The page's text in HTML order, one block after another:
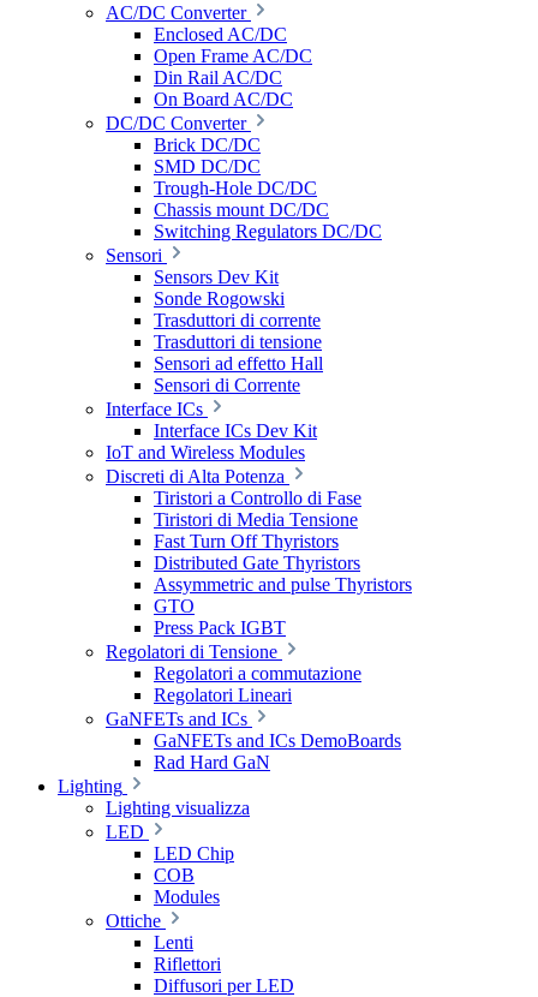
AC/DC Converter
Enclosed AC/DC
Open Frame AC/DC
Din Rail AC/DC
On Board AC/DC
DC/DC Converter
Brick DC/DC
SMD DC/DC
Trough-Hole DC/DC
Chassis mount DC/DC
Switching Regulators DC/DC
Sensori
Sensors Dev Kit
Sonde Rogowski
Trasduttori di corrente
Trasduttori di tensione
Sensori ad effetto Hall
Sensori di Corrente
Interface ICs
Interface ICs Dev Kit
IoT and Wireless Modules
Discreti di Alta Potenza
Tiristori a Controllo di Fase
Tiristori di Media Tensione
Fast Turn Off Thyristors
Distributed Gate Thyristors
Assymmetric and pulse Thyristors
GTO
Press Pack IGBT
Regolatori di Tensione
Regolatori a commutazione
Regolatori Lineari
GaNFETs and ICs
GaNFETs and ICs DemoBoards
Rad Hard GaN
Lighting
Lighting visualizza
LED
LED Chip
COB
Modules
Ottiche
Lenti
Riflettori
Diffusori per LED